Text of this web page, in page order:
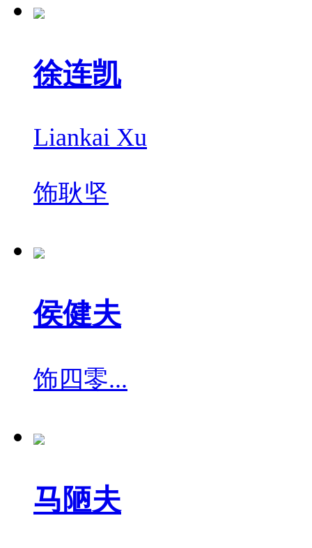
徐连凯
Liankai Xu
饰耿坚
侯健夫
饰 四零...
马陋夫